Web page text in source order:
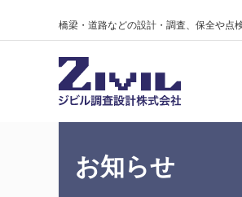
橋梁・道路などの設計・調査、保全や点
社長あいさつ
設計
視る・診る
お知らせ